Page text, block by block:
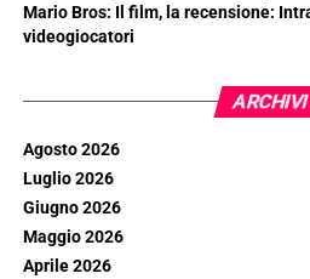
Mario Bros: Il film, la recensione:
videogiocatori
ARCHIVI
Agosto 2026
Luglio 2026
Giugno 2026
Maggio 2026
Aprile 2026